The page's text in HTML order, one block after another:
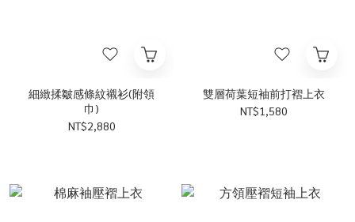
細緻揉皺感條紋襯衫(附領
巾)
NT$2,880
雙層荷葉短袖前打褶上衣
NT$1,580